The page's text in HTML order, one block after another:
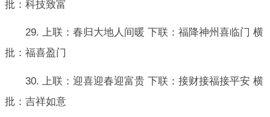
批：科技致富
29. 上联：春归大地人间暖 下联：福降神州喜临门 横
批：福喜盈门
30. 上联：迎喜迎春迎富贵 下联：接财接福接平安 横
批：吉祥如意